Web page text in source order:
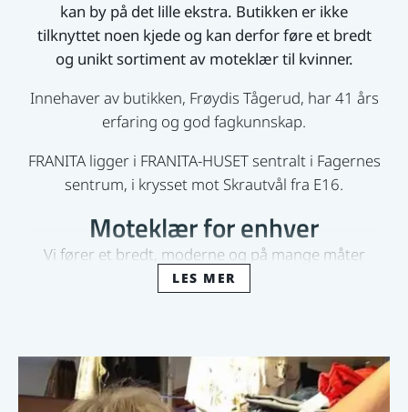
kan by på det lille ekstra. Butikken er ikke
tilknyttet noen kjede og kan derfor føre et bredt
og unikt sortiment av moteklær til kvinner.
Innehaver av butikken, Frøydis Tågerud, har 41 års
erfaring og god fagkunnskap.
FRANITA ligger i FRANITA-HUSET sentralt i Fagernes
sentrum, i krysset mot Skrautvål fra E16.
Moteklær for enhver
Vi fører et bredt, moderne og på mange måter
unikt sortiment av moteklær til kvinner, på kryss av
Hos oss finner du noe enhver vil elske. Her er noen
av merkenavnene vi fører:
LES MER